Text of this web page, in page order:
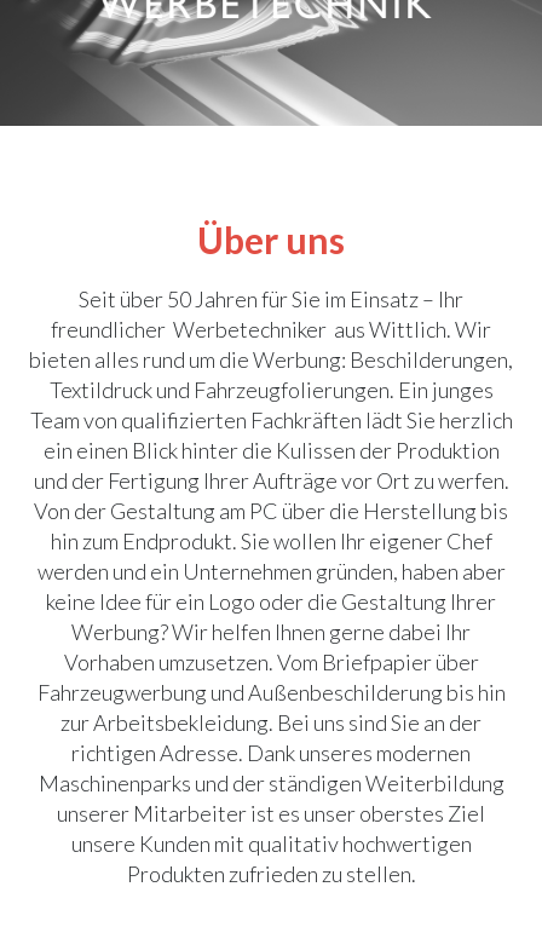
Über uns
Seit über 50 Jahren für Sie im Einsatz – Ihr
freundlicher Werbetechniker aus Wittlich. Wir
bieten alles rund um die Werbung: Beschilderungen,
Textildruck und Fahrzeugfolierungen. Ein junges
Team von qualifizierten Fachkräften lädt Sie herzlich
ein einen Blick hinter die Kulissen der Produktion
und der Fertigung Ihrer Aufträge vor Ort zu werfen.
Von der Gestaltung am PC über die Herstellung bis
hin zum Endprodukt. Sie wollen Ihr eigener Chef
werden und ein Unternehmen gründen, haben aber
keine Idee für ein Logo oder die Gestaltung Ihrer
Werbung? Wir helfen Ihnen gerne dabei Ihr
Vorhaben umzusetzen. Vom Briefpapier über
Fahrzeugwerbung und Außenbeschilderung bis hin
zur Arbeitsbekleidung. Bei uns sind Sie an der
richtigen Adresse. Dank unseres modernen
Maschinenparks und der ständigen Weiterbildung
unserer Mitarbeiter ist es unser oberstes Ziel
unsere Kunden mit qualitativ hochwertigen
Produkten zufrieden zu stellen.